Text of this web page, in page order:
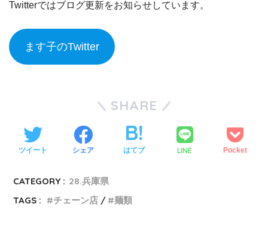
Twitterではブログ更新をお知らせしています。
ます子のTwitter
SHARE
ツイート シェア はてブ LINE Pocket
CATEGORY : 28.兵庫県
TAGS :
チェーン店 麺類